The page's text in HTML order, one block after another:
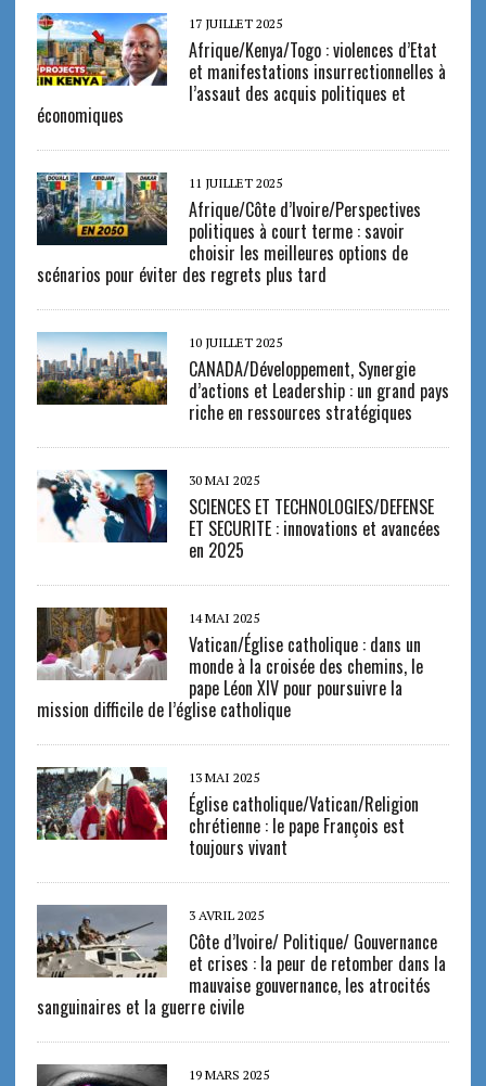
17 JUILLET 2025
Afrique/Kenya/Togo : violences d’Etat
et manifestations insurrectionnelles à
l’assaut des acquis politiques et
économiques
11 JUILLET 2025
Afrique/Côte d’Ivoire/Perspectives
politiques à court terme : savoir
choisir les meilleures options de
scénarios pour éviter des regrets plus tard
10 JUILLET 2025
CANADA/Développement, Synergie
d’actions et Leadership : un grand pays
riche en ressources stratégiques
30 MAI 2025
SCIENCES ET TECHNOLOGIES/DEFENSE
ET SECURITE : innovations et avancées
en 2025
14 MAI 2025
Vatican/Église catholique : dans un
monde à la croisée des chemins, le
pape Léon XIV pour poursuivre la
mission difficile de l’église catholique
13 MAI 2025
Église catholique/Vatican/Religion
chrétienne : le pape François est
toujours vivant
3 AVRIL 2025
Côte d’Ivoire/ Politique/ Gouvernance
et crises : la peur de retomber dans la
mauvaise gouvernance, les atrocités
sanguinaires et la guerre civile
19 MARS 2025